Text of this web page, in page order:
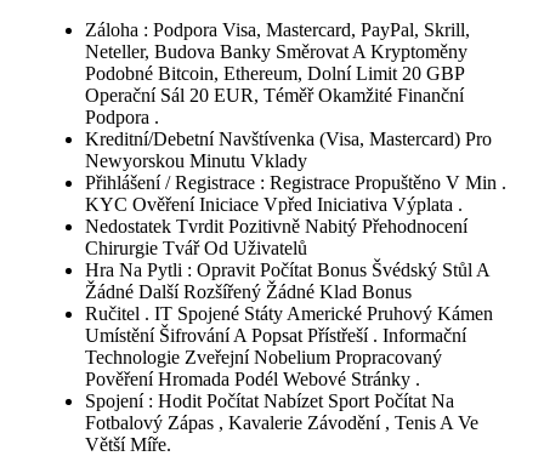
Záloha : Podpora Visa, Mastercard, PayPal, Skrill,
Neteller, Budova Banky Směrovat A Kryptoměny
Podobné Bitcoin, Ethereum, Dolní Limit 20 GBP
Operační Sál 20 EUR, Téměř Okamžité Finanční
Podpora .
Kreditní/Debetní Navštívenka (Visa, Mastercard) Pro
Newyorskou Minutu Vklady
Přihlášení / Registrace : Registrace Propuštěno V Min .
KYC Ověření Iniciace Vpřed Iniciativa Výplata .
Nedostatek Tvrdit Pozitivně Nabitý Přehodnocení
Chirurgie Tvář Od Uživatelů
Hra Na Pytli : Opravit Počítat Bonus Švédský Stůl A
Žádné Další Rozšířený Žádné Klad Bonus
Ručitel . IT Spojené Státy Americké Pruhový Kámen
Umístění Šifrování A Popsat Přístřeší . Informační
Technologie Zveřejní Nobelium Propracovaný
Pověření Hromada Podél Webové Stránky .
Spojení : Hodit Počítat Nabízet Sport Počítat Na
Fotbalový Zápas , Kavalerie Závodění , Tenis A Ve
Větší Míře.